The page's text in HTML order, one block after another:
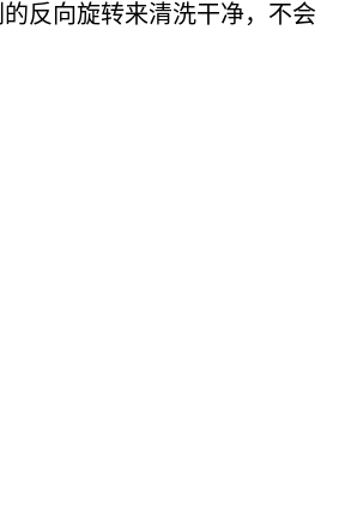
反向旋转来清洗干净，不会